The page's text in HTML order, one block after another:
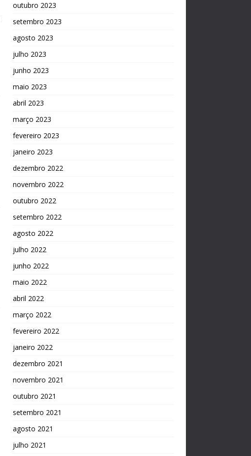
outubro 2023
setembro 2023
agosto 2023
julho 2023
junho 2023
maio 2023
abril 2023
março 2023
fevereiro 2023
janeiro 2023
dezembro 2022
novembro 2022
outubro 2022
setembro 2022
agosto 2022
julho 2022
junho 2022
maio 2022
abril 2022
março 2022
fevereiro 2022
janeiro 2022
dezembro 2021
novembro 2021
outubro 2021
setembro 2021
agosto 2021
julho 2021